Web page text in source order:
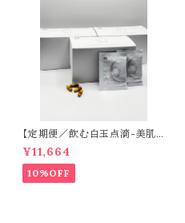
【定期便／飲む白玉点滴-美肌
目的の方-】CLEAR（60日分）
¥11,664
10%OFF